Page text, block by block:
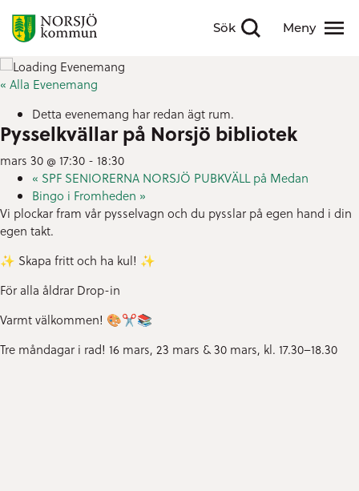
Sök
Visa sökfält Meny
Visa meny
« Alla Evenemang
Detta evenemang har redan ägt rum.
Pysselkvällar på Norsjö bibliotek
mars 30 @ 17:30 - 18:30
« SPF SENIORERNA NORSJÖ PUBKVÄLL på Medan
Bingo i Fromheden »
Vi plockar fram vår pysselvagn och du pysslar på egen hand i din
egen takt.
✨ Skapa fritt och ha kul! ✨
För alla åldrar Drop-in
Varmt välkommen! 🎨✂️📚
Tre måndagar i rad! 16 mars, 23 mars & 30 mars, kl. 17.30–18.30